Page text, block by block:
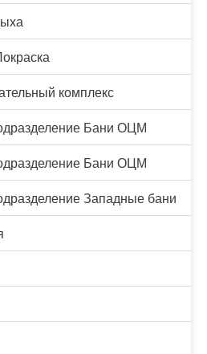
комплекс
Бани ОЦМ
Бани ОЦМ
Западные бани